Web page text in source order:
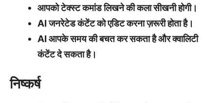
आपको टेक्स्ट कमांड लिखने की कला सीखनी होगी।
AI जनरेटेड कंटेंट को एडिट करना ज़रूरी होता है।
AI आपके समय की बचत कर सकता है और क्वालिटी
कंटेंट दे सकता है।
निष्कर्ष